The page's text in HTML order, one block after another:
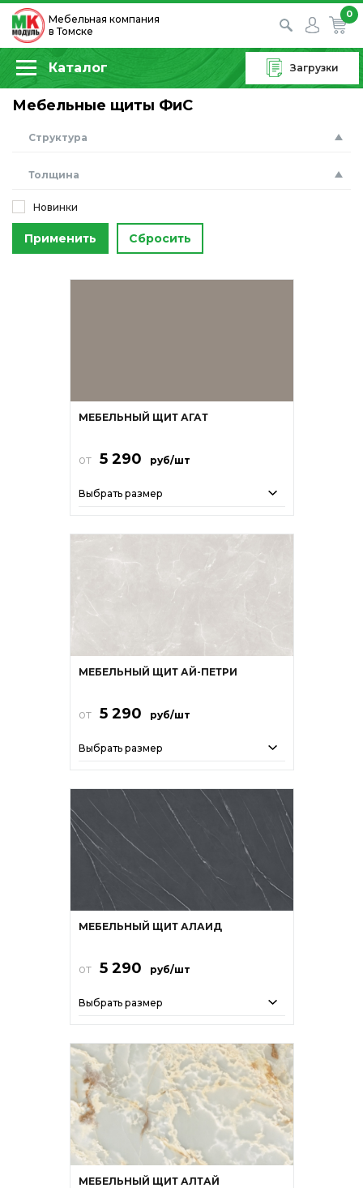
Мебельная компания
в Томске
0
Каталог Загрузки
Мебельные щиты ФиС
Структура
Толщина
Новинки
Применить Сбросить
МЕБЕЛЬНЫЙ ЩИТ АГАТ
от 5 290 руб/шт
Выбрать размер
МЕБЕЛЬНЫЙ ЩИТ АЙ-ПЕТРИ
от 5 290 руб/шт
Выбрать размер
МЕБЕЛЬНЫЙ ЩИТ АЛАИД
от 5 290 руб/шт
Выбрать размер
МЕБЕЛЬНЫЙ ЩИТ АЛТАЙ